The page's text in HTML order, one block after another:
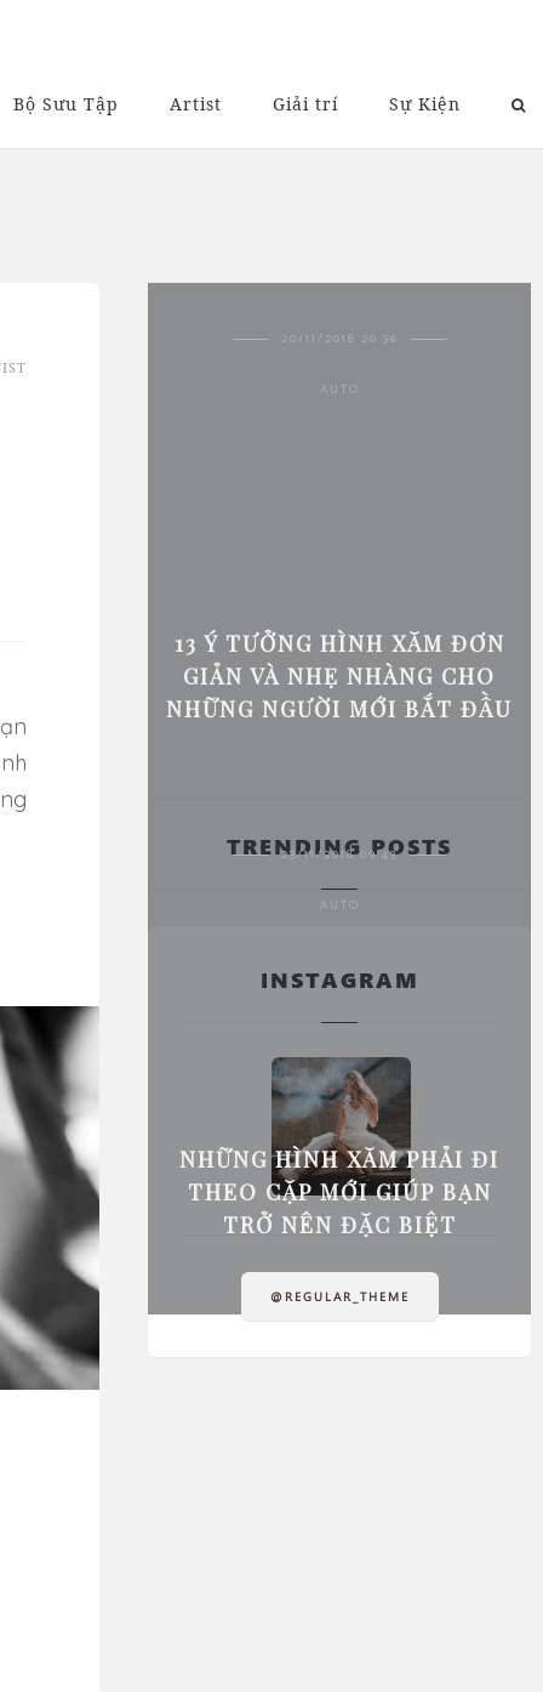
Bộ Sưu Tập Artist Giải trí Sự Kiện
20/11/2018 20:36
AUTO
13 Ý TƯỞNG HÌNH XĂM ĐƠN
GIẢN VÀ NHẸ NHÀNG CHO
NHỮNG NGƯỜI MỚI BẮT ĐẦU
23/11/2018 09:43
AUTO
NHỮNG HÌNH XĂM PHẢI ĐI
THEO CẶP MỚI GIÚP BẠN
TRỞ NÊN ĐẶC BIỆT
TRENDING POSTS
INSTAGRAM
@REGULAR_THEME